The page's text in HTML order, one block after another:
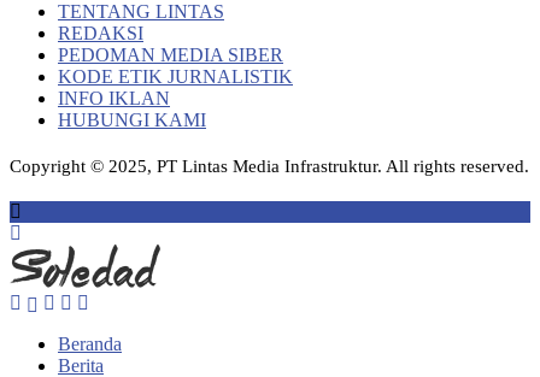
TENTANG LINTAS
REDAKSI
PEDOMAN MEDIA SIBER
KODE ETIK JURNALISTIK
INFO IKLAN
HUBUNGI KAMI
Copyright © 2025, PT Lintas Media Infrastruktur. All rights reserved.
Beranda
Berita